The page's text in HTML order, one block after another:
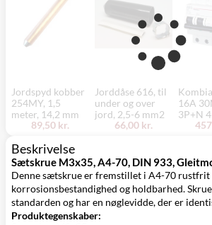
Jordspyd kobber
254MY, 1,5
meter, 14,2 mm
89,50 kr.
Jorddåse 616, til
under og over
jord, 2,5-6 mm2
66,00 kr.
16A
3P+N
Beskrivelse
Sætskrue M3x35, A4-70, DIN 933,
Denne sætskrue er fremstillet i A4-70 rustfrit
korrosionsbestandighed og holdbarhed.
standarden og har en nøglevidde, der er
Produktegenskaber: